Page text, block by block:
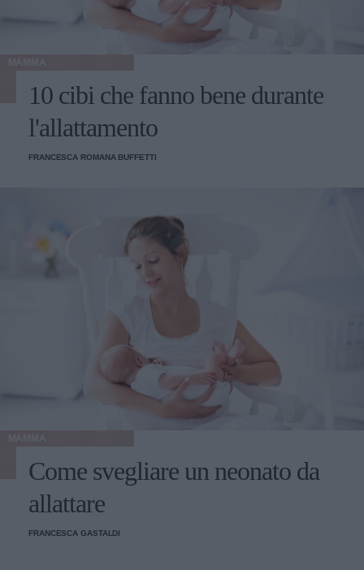
10 cibi che fanno bene durante
l'allattamento
FRANCESCA ROMANA BUFFETTI
Come svegliare un neonato da
allattare
FRANCESCA GASTALDI